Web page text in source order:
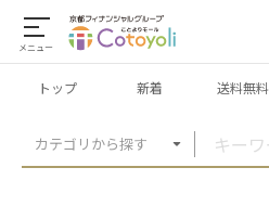
メニュー
カテゴリから探す
トップ 新着 送料無料